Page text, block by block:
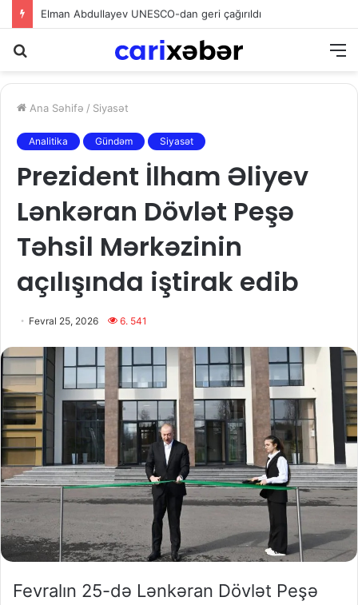
Ana Səhifə / Siyasət
Analitika Gündəm Siyasət
Prezident İlham Əliyev
Lənkəran Dövlət Peşə
Təhsil Mərkəzinin
açılışında iştirak edib
Fevral 25, 2026 6. 541
Fevralın 25-də Lənkəran Dövlət Peşə